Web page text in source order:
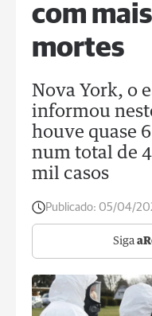
com
mortes
Nova York, o
informou
houve quase
num total de
mil casos
Publicado: 05/04/
Siga